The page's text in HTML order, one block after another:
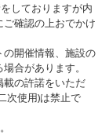
しておりますが内
確認の上おでかけ
開催情報、施設の
合があります。
の許諾をいただ
次使用)は禁止で